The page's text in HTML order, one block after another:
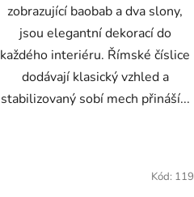
zobrazující baobab a dva slony,
jsou elegantní dekorací do
každého interiéru. Římské číslice
dodávají klasický vzhled a
stabilizovaný sobí mech přináší...
Kód: 119